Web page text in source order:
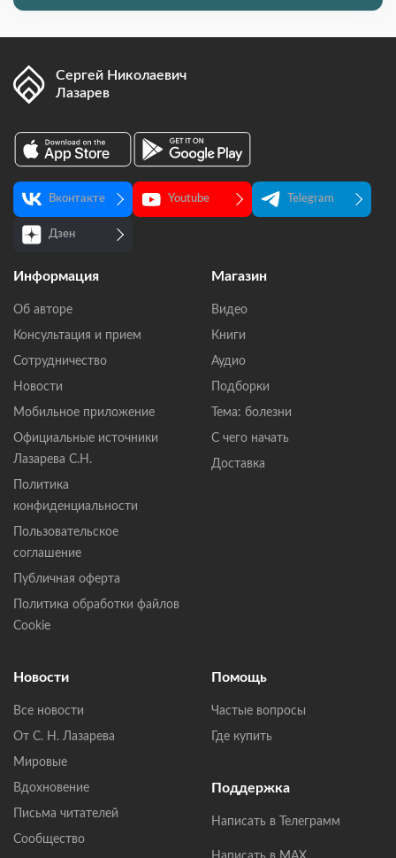
Сергей Николаевич
Лазарев
Вконтакте Youtube Telegram
Дзен
Информация
Об авторе
Консультация и прием
Сотрудничество
Новости
Мобильное приложение
Официальные источники
Лазарева С.Н.
Политика
конфиденциальности
Пользовательское
соглашение
Публичная оферта
Политика обработки файлов
Cookie
Магазин
Видео
Книги
Аудио
Подборки
Тема: болезни
С чего начать
Доставка
Новости
Все новости
От С. Н. Лазарева
Мировые
Вдохновение
Письма читателей
Сообщество
Помощь
Частые вопросы
Где купить
Поддержка
Написать в Телеграмм